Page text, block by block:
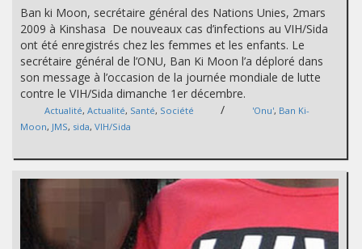
Ban ki Moon, secrétaire général des Nations Unies, 2mars
2009 à Kinshasa De nouveaux cas d’infections au VIH/Sida
ont été enregistrés chez les femmes et les enfants. Le
secrétaire général de l’ONU, Ban Ki Moon l’a déploré dans
son message à l’occasion de la journée mondiale de lutte
contre le VIH/Sida dimanche 1er décembre.
Actualité, Actualité, Santé, Société / 'Onu', Ban Ki-
Moon, JMS, sida, VIH/Sida